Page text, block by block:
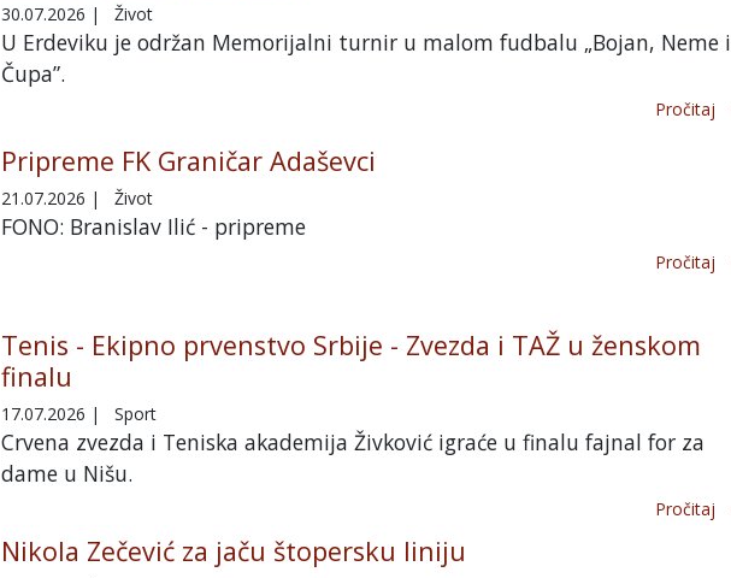
30.07.2026 | Život
U Erdeviku je održan Memorijalni turnir u malom fudbalu „Bojan, Neme i
Čupa”.
Pročitaj
Pripreme FK Graničar Adaševci
21.07.2026 | Život
FONO: Branislav Ilić - pripreme
Pročitaj
Tenis - Ekipno prvenstvo Srbije - Zvezda i TAŽ u ženskom
finalu
17.07.2026 | Sport
Crvena zvezda i Teniska akademija Živković igraće u finalu fajnal for za
dame u Nišu.
Pročitaj
Nikola Zečević za jaču štopersku liniju